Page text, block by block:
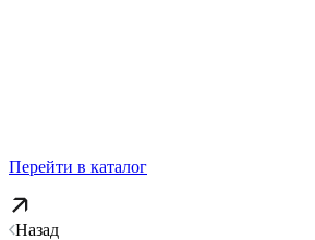
Перейти в каталог
Назад